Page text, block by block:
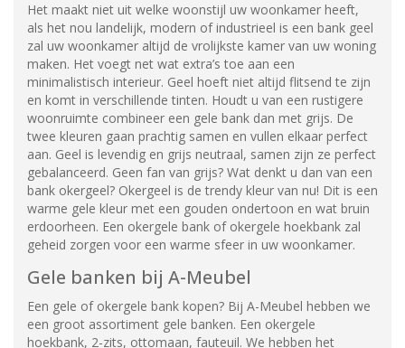
Het maakt niet uit welke woonstijl uw woonkamer heeft,
als het nou landelijk, modern of industrieel is een bank geel
zal uw woonkamer altijd de vrolijkste kamer van uw woning
maken. Het voegt net wat extra’s toe aan een
minimalistisch interieur. Geel hoeft niet altijd flitsend te zijn
en komt in verschillende tinten. Houdt u van een rustigere
woonruimte combineer een gele bank dan met grijs. De
twee kleuren gaan prachtig samen en vullen elkaar perfect
aan. Geel is levendig en grijs neutraal, samen zijn ze perfect
gebalanceerd. Geen fan van grijs? Wat denkt u dan van een
bank okergeel? Okergeel is de trendy kleur van nu! Dit is een
warme gele kleur met een gouden ondertoon en wat bruin
erdoorheen. Een okergele bank of okergele hoekbank zal
geheid zorgen voor een warme sfeer in uw woonkamer.
Gele banken bij A-Meubel
Een gele of okergele bank kopen? Bij A-Meubel hebben we
een groot assortiment gele banken. Een okergele
hoekbank, 2-zits, ottomaan, fauteuil. We hebben het